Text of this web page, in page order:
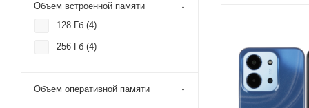
600 кд/м²
Процессор
MediaTek Helio
Разрешение
Частота обновления
экрана
60 Гц
Разрешение
Объем встроенной памяти
128 Гб (4)
256 Гб (4)
Объем оперативной памяти